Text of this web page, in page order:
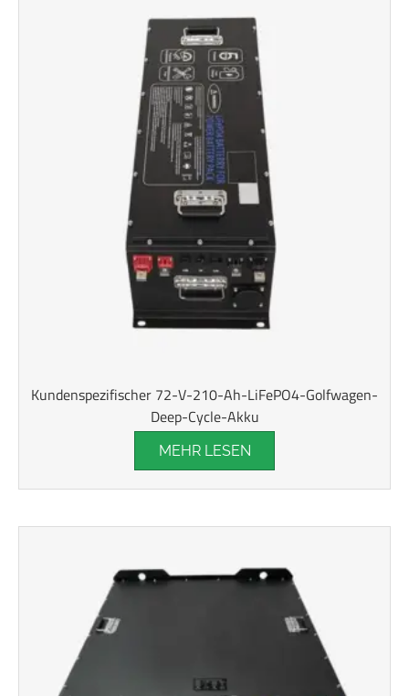
Kundenspezifischer 72-V-210-Ah-LiFePO4-Golfwagen-
Deep-Cycle-Akku
MEHR LESEN